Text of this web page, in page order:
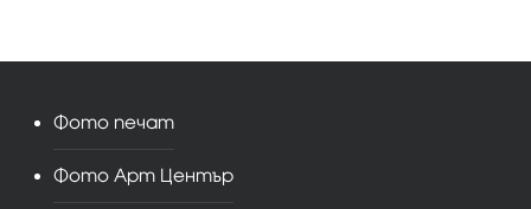
Фото печат
Фото Арт Център